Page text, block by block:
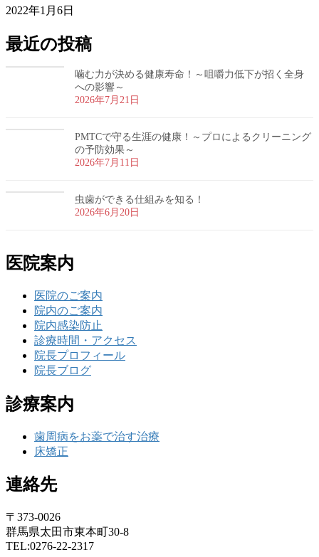
2022年1月6日
最近の投稿
噛む力が決める健康寿命！～咀嚼力低下が招く全身
への影響～
2026年7月21日
PMTCで守る生涯の健康！～プロによるクリーニング
の予防効果～
2026年7月11日
虫歯ができる仕組みを知る！
2026年6月20日
医院案内
医院のご案内
院内のご案内
院内感染防止
診療時間・アクセス
院長プロフィール
院長ブログ
診療案内
歯周病をお薬で治す治療
床矯正
連絡先
〒373-0026
群馬県太田市東本町30-8
TEL:0276-22-2317